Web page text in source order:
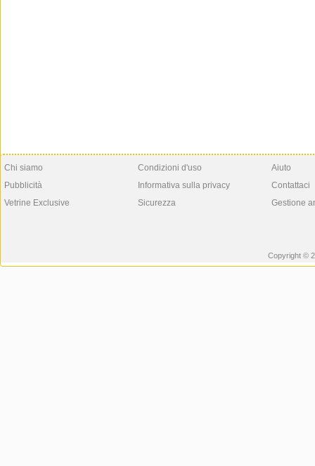
Chi siamo
Pubblicità
Vetrine Exclusive
Condizioni d'uso
Informativa sulla privacy
Sicurezza
Aiuto
Contattaci
Gestione
Copyright ©